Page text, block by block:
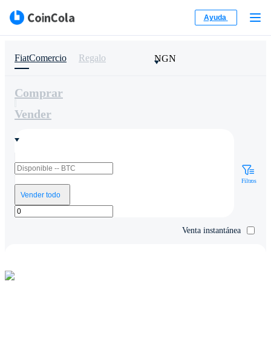
Ayuda
FiatComercio Regalo NGN
Comprar
Vender
Vender todo
Filtros
Venta instantánea